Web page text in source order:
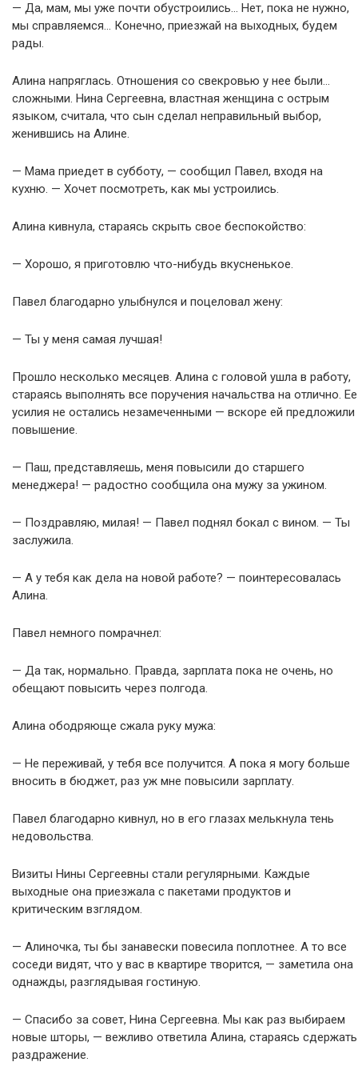
— Да, мам, мы уже почти обустроились… Нет, пока не нужно,
мы справляемся… Конечно, приезжай на выходных, будем
рады.
Алина напряглась. Отношения со свекровью у нее были…
сложными. Нина Сергеевна, властная женщина с острым
языком, считала, что сын сделал неправильный выбор,
женившись на Алине.
— Мама приедет в субботу, — сообщил Павел, входя на
кухню. — Хочет посмотреть, как мы устроились.
Алина кивнула, стараясь скрыть свое беспокойство:
— Хорошо, я приготовлю что-нибудь вкусненькое.
Павел благодарно улыбнулся и поцеловал жену:
— Ты у меня самая лучшая!
Прошло несколько месяцев. Алина с головой ушла в работу,
стараясь выполнять все поручения начальства на отлично. Ее
усилия не остались незамеченными — вскоре ей предложили
повышение.
— Паш, представляешь, меня повысили до старшего
менеджера! — радостно сообщила она мужу за ужином.
— Поздравляю, милая! — Павел поднял бокал с вином. — Ты
заслужила.
— А у тебя как дела на новой работе? — поинтересовалась
Алина.
Павел немного помрачнел:
— Да так, нормально. Правда, зарплата пока не очень, но
обещают повысить через полгода.
Алина ободряюще сжала руку мужа:
— Не переживай, у тебя все получится. А пока я могу больше
вносить в бюджет, раз уж мне повысили зарплату.
Павел благодарно кивнул, но в его глазах мелькнула тень
недовольства.
Визиты Нины Сергеевны стали регулярными. Каждые
выходные она приезжала с пакетами продуктов и
критическим взглядом.
— Алиночка, ты бы занавески повесила поплотнее. А то все
соседи видят, что у вас в квартире творится, — заметила она
однажды, разглядывая гостиную.
— Спасибо за совет, Нина Сергеевна. Мы как раз выбираем
новые шторы, — вежливо ответила Алина, стараясь сдержать
раздражение.